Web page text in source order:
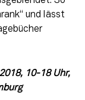
und lässt
10-18 Uhr,